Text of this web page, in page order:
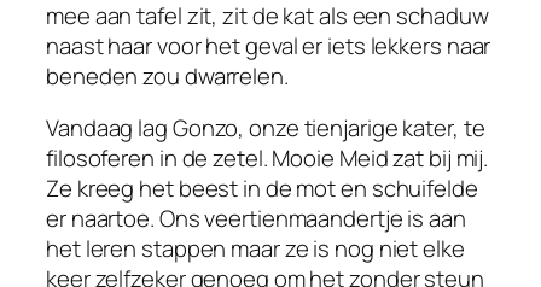
mee aan tafel zit, zit de kat als een schaduw
naast haar voor het geval er iets lekkers naar
beneden zou dwarrelen.
Vandaag lag Gonzo, onze tienjarige kater, te
filosoferen in de zetel. Mooie Meid zat bij mij.
Ze kreeg het beest in de mot en schuifelde
er naartoe. Ons veertienmaandertje is aan
het leren stappen maar ze is nog niet elke
keer zelfzeker genoeg om het zonder steun